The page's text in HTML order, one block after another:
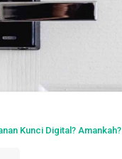
Kunci Digital? Amankah?